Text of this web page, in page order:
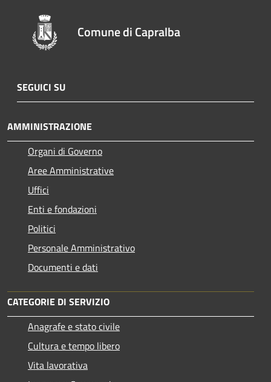
Comune di Capralba
SEGUICI SU
AMMINISTRAZIONE
Organi di Governo
Aree Amministrative
Uffici
Enti e fondazioni
Politici
Personale Amministrativo
Documenti e dati
CATEGORIE DI SERVIZIO
Anagrafe e stato civile
Cultura e tempo libero
Vita lavorativa